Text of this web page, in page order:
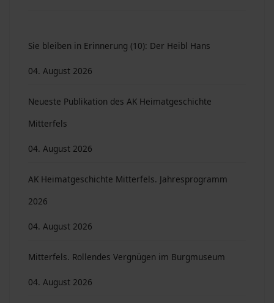
Sie bleiben in Erinnerung (10): Der Heibl Hans
04. August 2026
Neueste Publikation des AK Heimatgeschichte
Mitterfels
04. August 2026
AK Heimatgeschichte Mitterfels. Jahresprogramm
2026
04. August 2026
Mitterfels. Rollendes Vergnügen im Burgmuseum
04. August 2026